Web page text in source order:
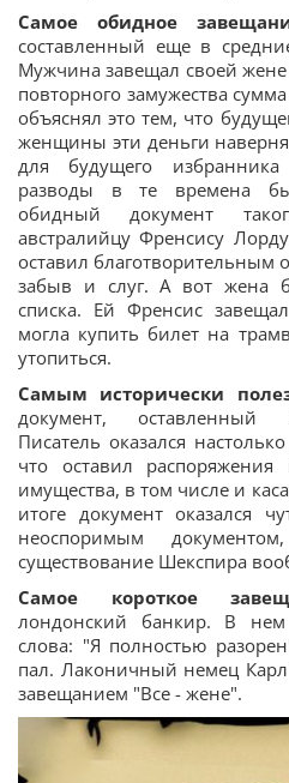
Самое обидное
составленный еще в
Мужчина завещал своей
повторного замужества
объяснял это тем, что
женщины эти деньги
для будущего
разводы в те времена
обидный документ
австралийцу Френсису
оставил благотворительным
забыв и слуг. А вот жена
списка. Ей Френсис
могла купить билет на
утопиться.
Самым исторически
документ, оставленный
Писатель оказался
что оставил
имущества, в том числе и
итоге документ оказался
неоспоримым
существование Шекспира
Самое короткое
лондонский банкир. В нем
слова: "Я полностью
пал. Лаконичный немец
завещанием "Все - жене".